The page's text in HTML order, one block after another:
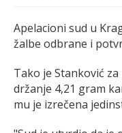
Apelacioni sud u
žalbe odbrane i
Tako je Stanković
držanje 4,21 gram
mu je izrečena